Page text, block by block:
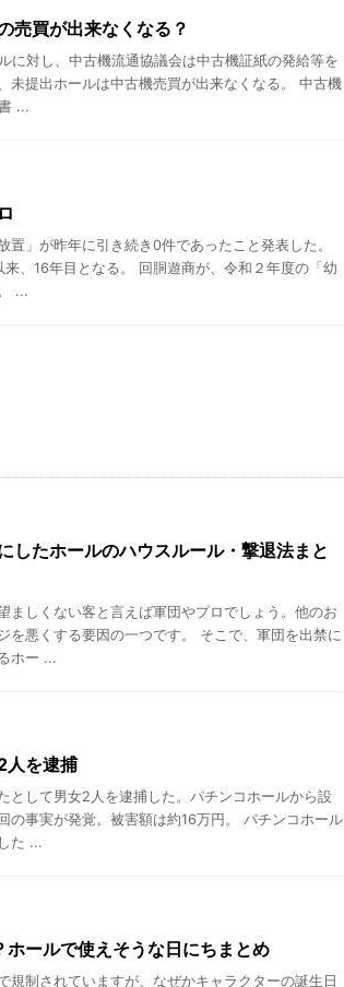
売買が出来なくなる？
に対し、中古機流通協議会は中古機証紙の発給等を
未提出ホールは中古機売買が出来なくなる。 中古機
...
置」が昨年に引き続き0件であったこと発表した。
、16年目となる。 回胴遊商が、令和２年度の「幼
...
したホールのハウスルール・撃退法まと
ましくない客と言えば軍団やプロでしょう。他のお
を悪くする要因の一つです。 そこで、軍団を出禁に
ホー ...
を逮捕
として男女2人を逮捕した。パチンコホールから設
の事実が発覚。被害額は約16万円。 パチンコホール
た ...
ールで使えそうな日にちまとめ
規制されていますが、なぜかキャラクターの誕生日